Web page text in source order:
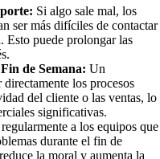
Si algo sale mal, los
ser más difíciles de contactar
Esto puede prolongar las
de Semana: Un
los procesos
del cliente o las ventas, lo
significativas.
a los equipos que
durante el fin de
la moral y aumenta la